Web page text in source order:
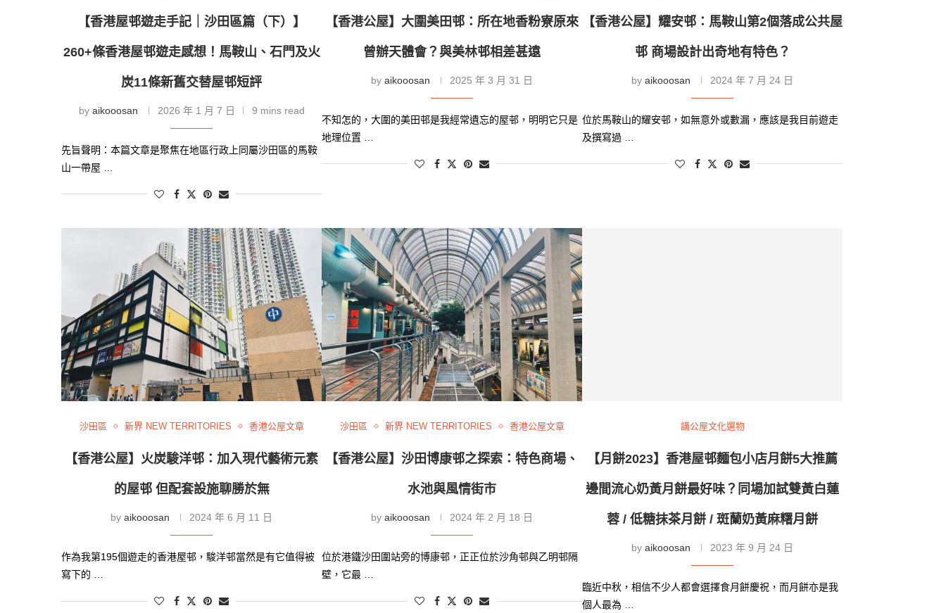
【香港屋邨遊走手記｜沙田區篇（下）】
260+條香港屋邨遊走感想！馬鞍山、石門及火
炭11條新舊交替屋邨短評
by aikooosan 2026 年 1 月 7 日 9 mins read
先旨聲明：本篇文章是聚焦在地區行政上同屬沙田區的馬鞍
山一帶屋 …
【香港公屋】大圍美田邨：所在地香粉寮原來
曾辦天體會？與美林邨相差甚遠
by aikooosan 2025 年 3 月 31 日
不知怎的，大圍的美田邨是我經常遺忘的屋邨，明明它只是
地理位置 …
【香港公屋】耀安邨：馬鞍山第2個落成公共屋
邨 商場設計出奇地有特色？
by aikooosan 2024 年 7 月 24 日
位於馬鞍山的耀安邨，如無意外或數漏，應該是我目前遊走
及撰寫過 …
沙田區 新界 NEW TERRITORIES 香港公屋文章
【香港公屋】火炭駿洋邨：加入現代藝術元素
的屋邨 但配套設施聊勝於無
by aikooosan 2024 年 6 月 11 日
作為我第195個遊走的香港屋邨，駿洋邨當然是有它值得被
寫下的 …
沙田區 新界 NEW TERRITORIES 香港公屋文章
【香港公屋】沙田博康邨之探索：特色商場、
水池與風情街市
by aikooosan 2024 年 2 月 18 日
位於港鐵沙田圍站旁的博康邨，正正位於沙角邨與乙明邨隔
壁，它最 …
講公屋文化選物
【月餅2023】香港屋邨麵包小店月餅5大推薦
邊間流心奶黃月餅最好味？同場加試雙黃白蓮
蓉 / 低糖抹茶月餅 / 斑蘭奶黃麻糬月餅
by aikooosan 2023 年 9 月 24 日
臨近中秋，相信不少人都會選擇食月餅慶祝，而月餅亦是我
個人最為 …